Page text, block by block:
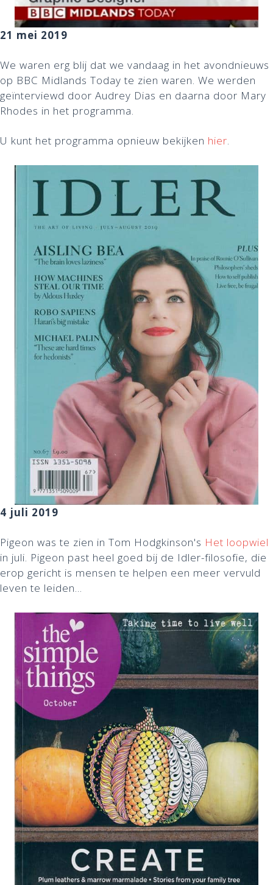
21 mei 2019
We waren erg blij dat we vandaag in het avondnieuws
op BBC Midlands Today te zien waren. We werden
geïnterviewd door Audrey Dias en daarna door Mary
Rhodes in het programma.
U kunt het programma opnieuw bekijken hier.
4 juli 2019
Pigeon was te zien in Tom Hodgkinson's Het loopwiel
in juli. Pigeon past heel goed bij de Idler-filosofie, die
erop gericht is mensen te helpen een meer vervuld
leven te leiden...